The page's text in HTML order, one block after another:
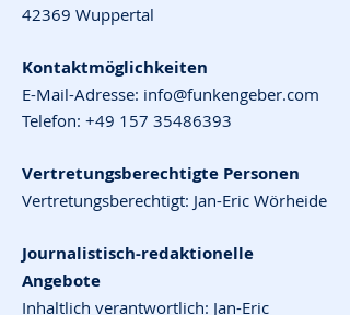
42369 Wuppertal
Kontaktmöglichkeiten
E-Mail-Adresse: info@funkengeber.com
Telefon: +49 157 35486393
Vertretungsberechtigte Personen
Vertretungsberechtigt: Jan-Eric Wörheide
Journalistisch-redaktionelle
Angebote
Inhaltlich verantwortlich: Jan-Eric